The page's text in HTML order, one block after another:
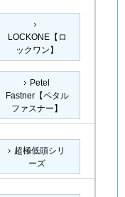
LOCKONE【ロ
ックワン】
Petel
Fastner【ペタル
ファスナー】
超極低頭シリ
ーズ